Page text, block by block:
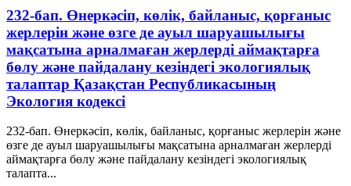
232-бап. Өнеркәсіп, көлік, байланыс, қорғаныс
жерлерін және өзге де ауыл шаруашылығы
мақсатына арналмаған жерлерді аймақтарға
бөлу және пайдалану кезіндегі экологиялық
талаптар Қазақстан Республикасының
Экология кодексі
232-бап. Өнеркәсіп, көлік, байланыс, қорғаныс жерлерін және
өзге де ауыл шаруашылығы мақсатына арналмаған жерлерді
аймақтарға бөлу және пайдалану кезіндегі экологиялық
талапта...